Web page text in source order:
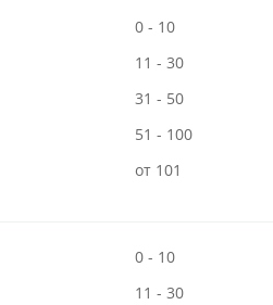
0 - 10
11 - 30
31 - 50
51 - 100
от 101
0 - 10
11 - 30